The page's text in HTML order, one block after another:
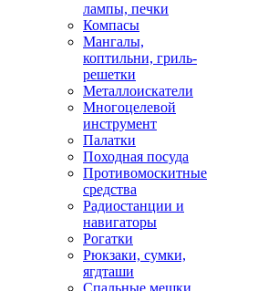
лампы, печки
Компасы
Мангалы,
коптильни, гриль-
решетки
Металлоискатели
Многоцелевой
инструмент
Палатки
Походная посуда
Противомоскитные
средства
Радиостанции и
навигаторы
Рогатки
Рюкзаки, сумки,
ягдташи
Спальные мешки